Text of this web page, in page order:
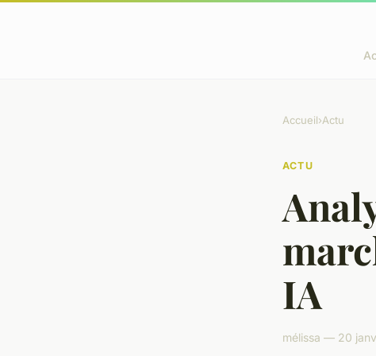
Accueil›Actu
ACTU
IA
mélissa — 20